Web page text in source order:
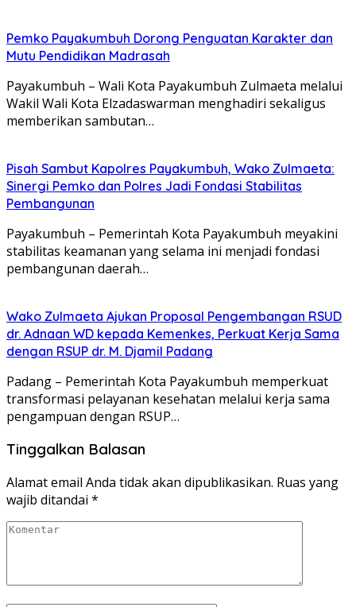
Pemko Payakumbuh Dorong Penguatan Karakter dan
Mutu Pendidikan Madrasah
Payakumbuh – Wali Kota Payakumbuh Zulmaeta melalui
Wakil Wali Kota Elzadaswarman menghadiri sekaligus
memberikan sambutan…
Pisah Sambut Kapolres Payakumbuh, Wako Zulmaeta:
Sinergi Pemko dan Polres Jadi Fondasi Stabilitas
Pembangunan
Payakumbuh – Pemerintah Kota Payakumbuh meyakini
stabilitas keamanan yang selama ini menjadi fondasi
pembangunan daerah…
Wako Zulmaeta Ajukan Proposal Pengembangan RSUD
dr. Adnaan WD kepada Kemenkes, Perkuat Kerja Sama
dengan RSUP dr. M. Djamil Padang
Padang – Pemerintah Kota Payakumbuh memperkuat
transformasi pelayanan kesehatan melalui kerja sama
pengampuan dengan RSUP…
Tinggalkan Balasan
Alamat email Anda tidak akan dipublikasikan. Ruas yang
wajib ditandai *